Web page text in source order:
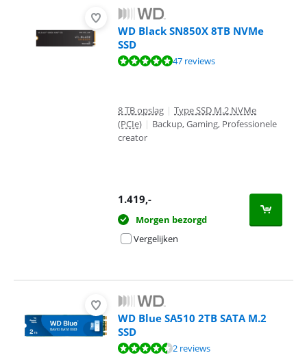
WD Black SN850X 8TB NVMe
SSD
Beoordeling is 9,5 van de 10, gebaseerd op 47 reviews.
47 reviews
8 TB opslag | Type SSD M.2 NVMe
(PCIe) | Backup, Gaming, Professionele
creator
1.419,-
Morgen bezorgd
Vergelijken
WD Blue SA510 2TB SATA M.2
SSD
Beoordeling is 9,0 van de 10, gebaseerd op 2 reviews.
2 reviews